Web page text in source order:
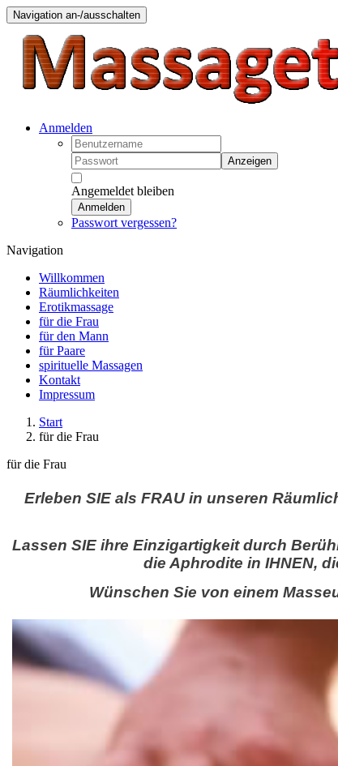
Navigation an-/ausschalten
Anmelden
Anzeigen
Angemeldet bleiben
Anmelden
Passwort vergessen?
Navigation
Willkommen
Räumlichkeiten
Erotikmassage
für die Frau
für den Mann
für Paare
spirituelle Massagen
Kontakt
Impressum
Start
für die Frau
für die Frau
Erleben SIE als FRAU in unseren
Lassen SIE ihre Einzigartigkeit durch
die Aphrodite in IHNEN,
Wünschen Sie von einem